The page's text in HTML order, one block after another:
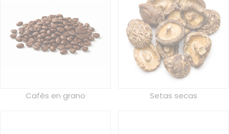
Cafés en grano Setas secas